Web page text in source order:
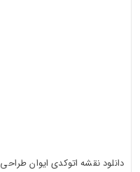
دانلود نقشه اتوکدی ایوان طراحی CAD طراحی دانلود (کد32388)